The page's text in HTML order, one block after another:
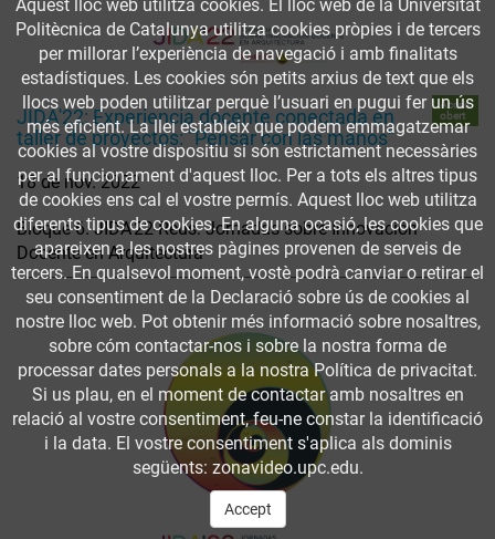
JIDA'22: Experiencia docente conectada en
taller de proyectos: "Pensar con las manos"
Accés
obert
18 de nov. 2022
Bloque 6. JIDA'22-Reus: Jornadas sobre Innovación
Docente en Arquitectura
Aquest lloc web utilitza cookies. El lloc web de la Universitat
Politècnica de Catalunya utilitza cookies pròpies i de tercers
per millorar l’experiència de navegació i amb finalitats
estadístiques. Les cookies són petits arxius de text que els
llocs web poden utilitzar perquè l’usuari en pugui fer un ús
més eficient. La llei estableix que podem emmagatzemar
cookies al vostre dispositiu si són estrictament necessàries
per al funcionament d'aquest lloc. Per a tots els altres tipus
de cookies ens cal el vostre permís. Aquest lloc web utilitza
diferents tipus de cookies. En alguna ocasió, les cookies que
apareixen a les nostres pàgines provenen de serveis de
tercers. En qualsevol moment, vostè podrà canviar o retirar el
seu consentiment de la Declaració sobre ús de cookies al
nostre lloc web. Pot obtenir més informació sobre nosaltres,
sobre cóm contactar-nos i sobre la nostra forma de
processar dates personals a la nostra Política de privacitat.
Si us plau, en el moment de contactar amb nosaltres en
relació al vostre consentiment, feu-ne constar la identificació
i la data. El vostre consentiment s'aplica als dominis
següents: zonavideo.upc.edu.
Accept